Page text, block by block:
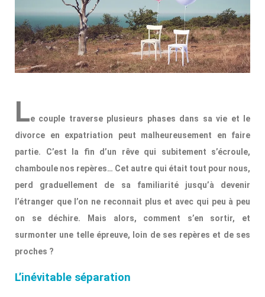
Le couple traverse plusieurs phases dans sa vie et le
divorce en expatriation peut malheureusement en faire
partie. C’est la fin d’un rêve qui subitement s’écroule,
chamboule nos repères… Cet autre qui était tout pour nous,
perd graduellement de sa familiarité jusqu’à devenir
l’étranger que l’on ne reconnait plus et avec qui peu à peu
on se déchire. Mais alors, comment s’en sortir, et
surmonter une telle épreuve, loin de ses repères et de ses
proches ?
L’inévitable séparation